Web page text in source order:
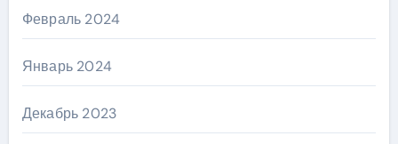
Февраль 2024
Январь 2024
Декабрь 2023